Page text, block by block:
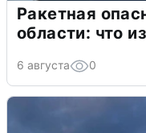
Ракетная
области: что
6 августа 0